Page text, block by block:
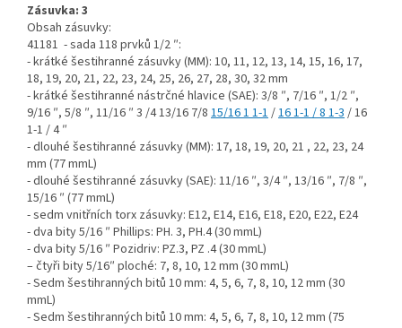
Zásuvka: 3
Obsah zásuvky:
41181 - sada 118 prvků 1/2 ″:
- krátké šestihranné zásuvky (MM): 10, 11, 12, 13, 14, 15, 16, 17,
18, 19, 20, 21, 22, 23, 24, 25, 26, 27, 28, 30, 32 mm
- krátké šestihranné nástrčné hlavice (SAE): 3/8 ″, 7/16 ″, 1/2 ″,
9/16 ″, 5/8 ″, 11/16 ″ 3 /4 13/16 7/8 15/16 1 1-1 /16 1-1 / 8 1-3 / 16
1-1 / 4 ″
- dlouhé šestihranné zásuvky (MM): 17, 18, 19, 20, 21 , 22, 23, 24
mm (77 mmL)
- dlouhé šestihranné zásuvky (SAE): 11/16 ″, 3/4 ″, 13/16 ″, 7/8 ″,
15/16 ″ (77 mmL)
- sedm vnitřních torx zásuvky: E12, E14, E16, E18, E20, E22, E24
- dva bity 5/16 ″ Phillips: PH. 3, PH.4 (30 mmL)
- dva bity 5/16 ″ Pozidriv: PZ.3, PZ .4 (30 mmL)
– čtyři bity 5/16″ ploché: 7, 8, 10, 12 mm (30 mmL)
- Sedm šestihranných bitů 10 mm: 4, 5, 6, 7, 8, 10, 12 mm (30
mmL)
- Sedm šestihranných bitů 10 mm: 4, 5, 6, 7, 8, 10, 12 mm (75